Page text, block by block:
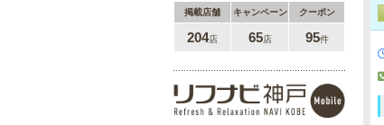
掲載店舗 キャンペーン クーポン
204店 65店 95件